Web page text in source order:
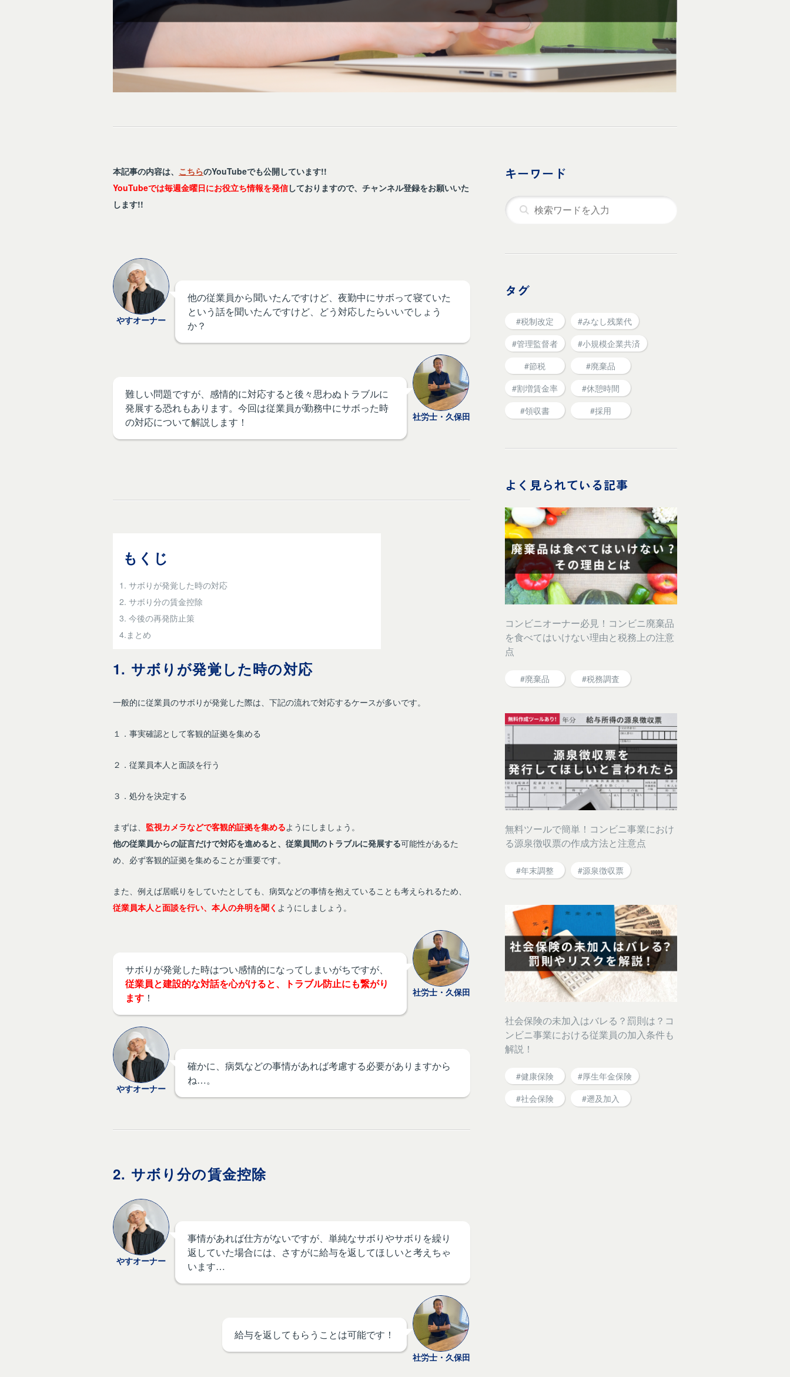
本記事の内容は、 こちらのYouTubeでも公開しています!!
YouTubeでは毎週金曜日にお役立ち情報を発信しておりますので、チャンネル登録をお願いいた
します!!
やすオーナー
他の従業員から聞いたんですけど、夜勤中にサボって寝ていた
という話を聞いたんですけど、どう対応したらいいでしょう
か？
難しい問題ですが、感情的に対応すると後々思わぬトラブルに
発展する恐れもあります。今回は従業員が勤務中にサボった時
の対応について解説します！
社労士・久保田
もくじ
1. サボりが発覚した時の対応
2. サボり分の賃金控除
3. 今後の再発防止策
4.まとめ
1. サボりが発覚した時の対応
一般的に従業員のサボりが発覚した際は、下記の流れで対応するケースが多いです。
１．事実確認として客観的証拠を集める
２．従業員本人と面談を行う
３．処分を決定する
まずは、 監視カメラなどで客観的証拠を集めるようにしましょう。
他の従業員からの証言だけで対応を進めると、従業員間のトラブルに発展する可能性があるた
め、必ず客観的証拠を集めることが重要です。
また、例えば居眠りをしていたとしても、病気などの事情を抱えていることも考えられるため、
従業員本人と面談を行い、本人の弁明を聞く ようにしましょう。
サボりが発覚した時はつい感情的になってしまいがちですが、
従業員と建設的な対話を心がけると、トラブル防止にも繋がり
ます ！ 社労士・久保田
やすオーナー
確かに、病気などの事情があれば考慮する必要がありますから
ね…。
2. サボり分の賃金控除
やすオーナー
事情があれば仕方がないですが、単純なサボりやサボりを繰り
返していた場合には、さすがに給与を返してほしいと考えちゃ
います…
給与を返してもらうことは可能です！
社労士・久保田
キーワード
タグ
#税制改定
#みなし残業代
#管理監督者
#小規模企業共済
#節税
#廃棄品
#割増賃金率
#休憩時間
#領収書
#採用
よく見られている記事
コンビニオーナー必見！コンビニ廃棄品
を食べてはいけない理由と税務上の注意
点
#廃棄品 #税務調査
無料ツールで簡単！コンビニ事業におけ
る源泉徴収票の作成方法と注意点
#年末調整 #源泉徴収票
社会保険の未加入はバレる？罰則は？コ
ンビニ事業における従業員の加入条件も
解説！
#健康保険
#厚生年金保険
#社会保険
#遡及加入